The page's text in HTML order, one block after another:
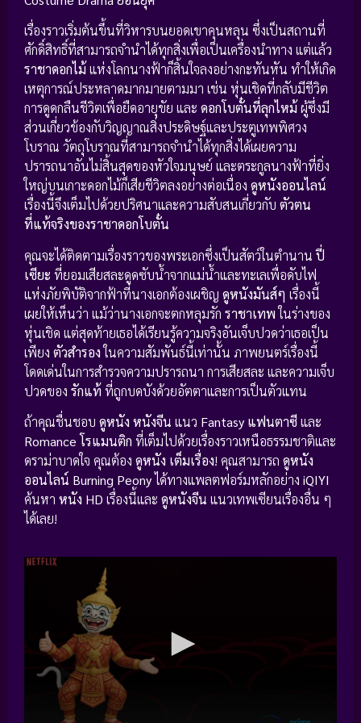
เรื่องราวเริ่มต้นขึ้นที่วิหารบนยอดเขาคุนหลุน ซึ่งเป็นสถานที่
ศักดิ์สิทธิ์ที่สามารถจำนำได้ทุกสิ่งเพื่อเป็นเครื่องนำทาง แต่แล้ว
ราชาดอกไม้ แห่งโลกนางฟ้าก็สิ้นใจลงอย่างกะทันหัน ทำให้เกิด
เหตุการณ์ประหลาดมากมายตามมา เช่น หุ่นเชิดที่กลับมีชีวิต
การดูดกลืนชีวิตเพื่อยืดอายุขัย และ ดอกโบตั๋นที่ลุกไหม้ ผู้ซึ่งมี
ส่วนเกี่ยวข้องกับวิญญาณสิ่งประดิษฐ์และประตูเทพพิศวง
โบราณ วัตถุโบราณที่สามารถจำนำได้ทุกสิ่งได้เผยความ
ปรารถนาอันไม่สิ้นสุดของหัวใจมนุษย์ และตระกูลนางฟ้าที่ยิ่ง
ใหญ่บนเกาะดอกไม้ก็เสียชีวิตลงอย่างต่อเนื่อง ดูหนังออนไลน์
เรื่องนี้จึงเต็มไปด้วยปริศนาและความสับสนเกี่ยวกับ ตัวตน
ที่แท้จริงของราชาดอกโบตั๋น
คุณจะได้ติดตามเรื่องราวของพระเอกซึ่งเป็นสัตว์ในตำนานปี่
เซียะ ที่ยอมเสียสละดูดซับน้ำจากแม่น้ำและทะเลเพื่อดับไฟ
แห่งภัยพิบัติจากฟ้าที่นางเอกต้องเผชิญ ดูหนังมันส์ๆ เรื่องนี้
เผยให้เห็นว่า แม้ว่านางเอกจะตกหลุมรัก ราชาเทพในร่างของ
หุ่นเชิด แต่สุดท้ายเธอได้เรียนรู้ความจริงอันเจ็บปวดว่าเธอเป็น
เพียง ตัวสำรองในความสัมพันธ์นี้เท่านั้น ภาพยนตร์เรื่องนี้
โดดเด่นในการสำรวจความปรารถนา การเสียสละ และความเจ็บ
ปวดของ รักแท้ ที่ถูกบดบังด้วยอัตตาและการเป็นตัวแทน
ถ้าคุณชื่นชอบ ดูหนัง หนังจีน แนว Fantasy แฟนตาซีและ
Romance โรแมนติก ที่เต็มไปด้วยเรื่องราวเหนือธรรมชาติและ
ดราม่าบาดใจ คุณต้อง ดูหนัง เต็มเรื่อง! คุณสามารถ ดูหนัง
ออนไลน์ Burning Peonyได้ทางแพลตฟอร์มหลักอย่าง iQIYI
ค้นหา หนัง HD เรื่องนี้และ ดูหนังจีน แนวเทพเซียนเรื่องอื่น ๆ
ได้เลย!